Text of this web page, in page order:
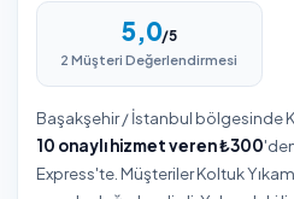
Başakşehir /
Başakşehir ilçesinde